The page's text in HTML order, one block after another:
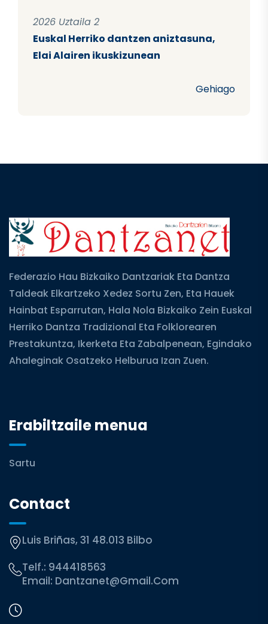
2026 Uztaila 2
Euskal Herriko dantzen aniztasuna,
Elai Alairen ikuskizunean
Gehiago
Federazio Hau Bizkaiko Dantzariak Eta Dantza
Taldeak Elkartzeko Xedez Sortu Zen, Eta Hauek
Hainbat Esparrutan, Hala Nola Bizkaiko Zein Euskal
Herriko Dantza Tradizional Eta Folklorearen
Prestakuntza, Ikerketa Eta Zabalpenean, Egindako
Ahaleginak Osatzeko Helburua Izan Zuen.
Erabiltzaile menua
Sartu
Contact
Luis Briñas, 31 48.013 Bilbo
Telf.: 944418563
Email: Dantzanet@gmail.com